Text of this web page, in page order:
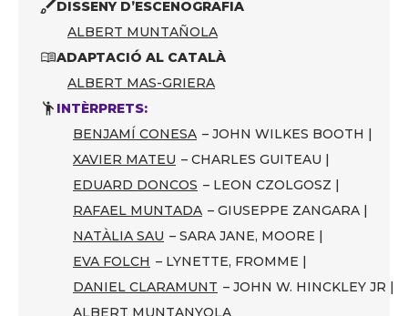
DISSENY D’ESCENOGRAFIA
ALBERT MUNTAÑOLA
ADAPTACIÓ AL CATALÀ
ALBERT MAS-GRIERA
INTÈRPRETS:
BENJAMÍ CONESA – JOHN WILKES BOOTH |
XAVIER MATEU – CHARLES GUITEAU |
EDUARD DONCOS – LEON CZOLGOSZ |
RAFAEL MUNTADA – GIUSEPPE ZANGARA |
NATÀLIA SAU – SARA JANE, MOORE |
EVA FOLCH – LYNETTE, FROMME |
DANIEL CLARAMUNT – JOHN W. HINCKLEY JR |
ALBERT MUNTANYOLA